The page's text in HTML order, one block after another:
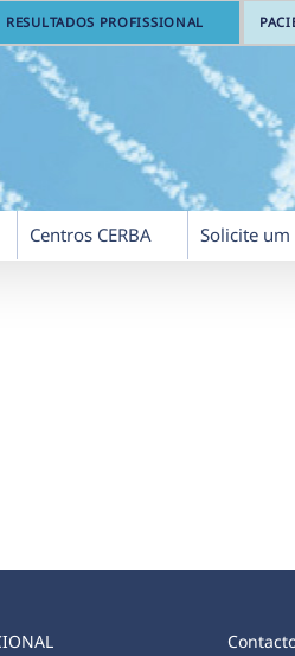
RESULTADOS PROFISSIONAL
Centros CERBA Solicite